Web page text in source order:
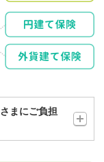
まにご負担